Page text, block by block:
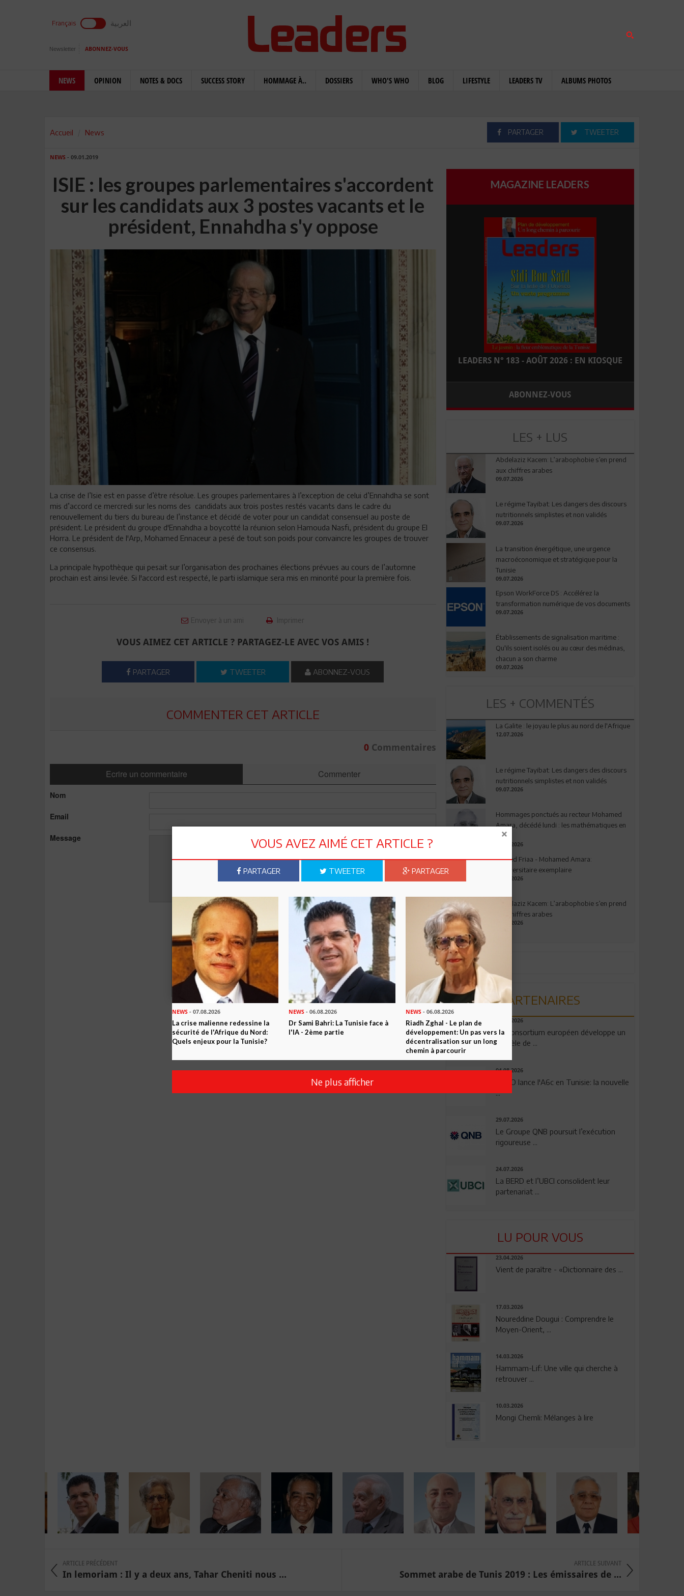
Français العربية
Newsletter ABONNEZ-VOUS
NEWS OPINION NOTES & DOCS SUCCESS STORY HOMMAGE À.. DOSSIERS WHO'S WHO BLOG LIFESTYLE LEADERS TV ALBUMS PHOTOS
Accueil News PARTAGER TWEETER
NEWS - 09.01.2019
ISIE : les groupes parlementaires s'accordent
sur les candidats aux 3 postes vacants et le
président, Ennahdha s'y oppose
La crise de l’Isie est en passe d’être résolue. Les groupes parlementaires à l’exception de celui d’Ennahdha se sont
mis d’accord ce mercredi sur les noms des candidats aux trois postes restés vacants dans le cadre du
renouvellement du tiers du bureau de l’instance et décidé de voter pour un candidat consensuel au poste de
président. Le président du groupe d'Ennahdha a boycotté la réunion selon Hamouda Nasfi, président du groupe El
Horra. Le président de l'Arp, Mohamed Ennaceur a pesé de tout son poids pour convaincre les groupes de trouver
ce consensus.
La principale hypothèque qui pesait sur l’organisation des prochaines élections prévues au cours de l’automne
prochain est ainsi levée. Si l'accord est respecté, le parti islamique sera mis en minorité pour la première fois.
Envoyer à un ami Imprimer
VOUS AIMEZ CET ARTICLE ? PARTAGEZ-LE AVEC VOS AMIS !
PARTAGER TWEETER ABONNEZ-VOUS
COMMENTER CET ARTICLE
0Commentaires
Ecrire un commentaire Commenter
Nom
Email
Message
MAGAZINE LEADERS
LEADERS N° 183 - AOÛT 2026 : EN KIOSQUE
ABONNEZ-VOUS
LES + LUS
Abdelaziz Kacem: L’arabophobie s’en prend
aux chiffres arabes
09.07.2026
Le régime Tayibat: Les dangers des discours
nutritionnels simplistes et non validés
09.07.2026
La transition énergétique, une urgence
macroéconomique et stratégique pour la
Tunisie
09.07.2026
Epson WorkForce DS : Accélérez la
transformation numérique de vos documents
09.07.2026
Établissements de signalisation maritime :
Qu'ils soient isolés ou au cœur des médinas,
chacun a son charme
09.07.2026
LES + COMMENTÉS
La Galite : le joyau le plus au nord de l'Afrique
12.07.2026
Le régime Tayibat: Les dangers des discours
nutritionnels simplistes et non validés
09.07.2026
Hommages ponctués au recteur Mohamed
Amara, décédé lundi : les mathématiques en
deuil
03.08.2026
Ahmed Friaa - Mohamed Amara:
l’Universitaire exemplaire
04.08.2026
Abdelaziz Kacem: L’arabophobie s’en prend
aux chiffres arabes
09.07.2026
PARTENAIRES
06.08.2026
Un consortium européen développe un
modèle de ...
04.08.2026
OPPO lance l'A6c en Tunisie: la nouvelle
...
29.07.2026
Le Groupe QNB poursuit l’exécution
rigoureuse ...
24.07.2026
La BERD et l’UBCI consolident leur
partenariat ...
LU POUR VOUS
23.04.2026
Vient de paraître - «Dictionnaire des ...
17.03.2026
Noureddine Dougui : Comprendre le
Moyen-Orient, ...
14.03.2026
Hammam-Lif: Une ville qui cherche à
retrouver ...
10.03.2026
Mongi Chemli: Mélanges à lire
ARTICLE PRÉCÉDENT
In lemoriam : Il y a deux ans, Tahar Cheniti nous ...
ARTICLE SUIVANT
Sommet arabe de Tunis 2019 : Les émissaires de ...
VOUS AVEZ AIMÉ CET ARTICLE ?
PARTAGER TWEETER PARTAGER
NEWS - 07.08.2026
La crise malienne redessine la
sécurité de l'Afrique du Nord:
Quels enjeux pour la Tunisie?
NEWS - 06.08.2026
Dr Sami Bahri: La Tunisie face à
l'IA - 2ème partie
NEWS- 06.08.2026
Riadh Zghal - Le plan de
développement: Un pas vers la
décentralisation sur un long
chemin à parcourir
Ne plus afficher